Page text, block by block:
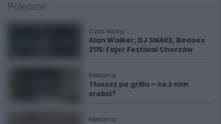
Polecane
Czas Wolny
Alan Walker, DJ SNAKE, Bedoes
2115: Fajer Festiwal Chorzów
Reklama
Tłuszcz po grillu – co z nim
zrobić?
Reklama